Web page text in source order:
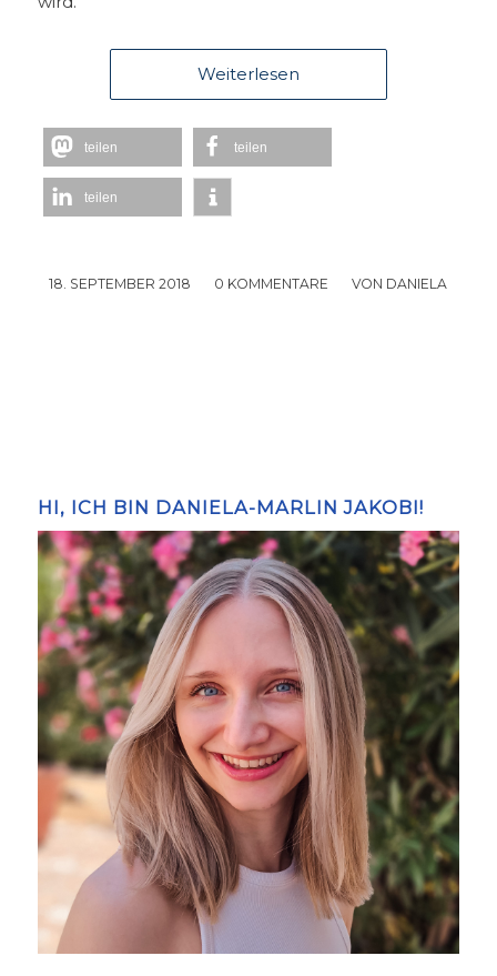
Weiterlesen
teilen teilen
teilen
18. SEPTEMBER 2018
/ 0 KOMMENTARE
/ VON DANIELA
HI, ICH BIN DANIELA-MARLIN JAKOBI!